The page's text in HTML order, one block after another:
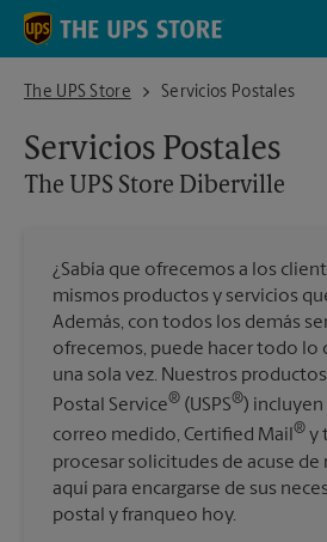
Skip to content
Return to Nav
The UPS Store
The UPS Store DibervilleServicios Postales
Servicios Postales
The UPS Store Diberville
¿Sabía que ofrecemos a los
mismos productos y servicios
Además, con todos los demás
ofrecemos, puede hacer todo lo
una sola vez. Nuestros
Postal Service® (USPS®)
correo medido, Certified Mail® y
procesar solicitudes de acuse de
aquí para encargarse de sus
postal y franqueo hoy.